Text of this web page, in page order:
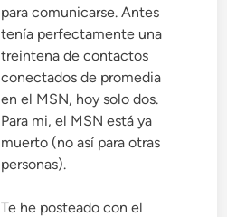
para comunicarse. Antes
tenía perfectamente una
treintena de contactos
conectados de promedia
en el MSN, hoy solo dos.
Para mi, el MSN está ya
muerto (no así para otras
personas).
Te he posteado con el